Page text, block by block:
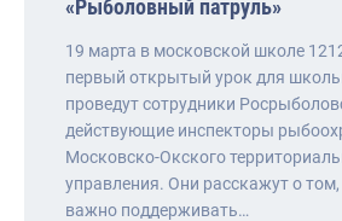
«Рыболовный патруль»
19 марта в московской школе
первый открытый урок для
проведут сотрудники
действующие инспекторы
Московско-Окского
управления. Они расскажут о
важно поддерживать…